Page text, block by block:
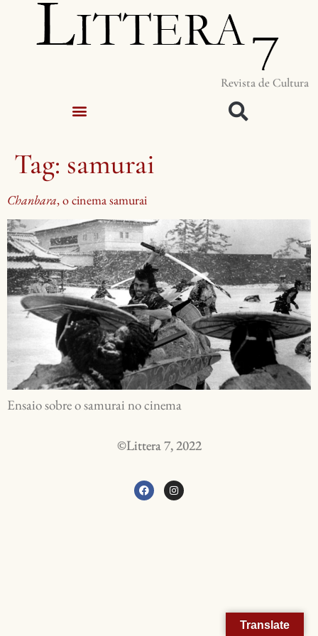
Revista de Cultura
Tag: samurai
Chanbara, o cinema samurai
Ensaio sobre o samurai no cinema
©Littera 7, 2022
Translate